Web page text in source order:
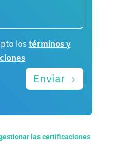
los términos y
Enviar
las certificaciones